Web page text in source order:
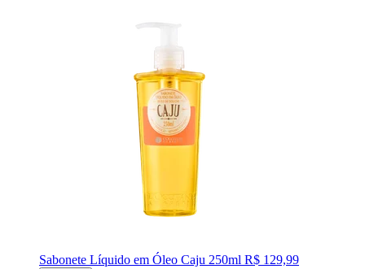
Sabonete Líquido em Óleo Caju 250ml R$ 129,99